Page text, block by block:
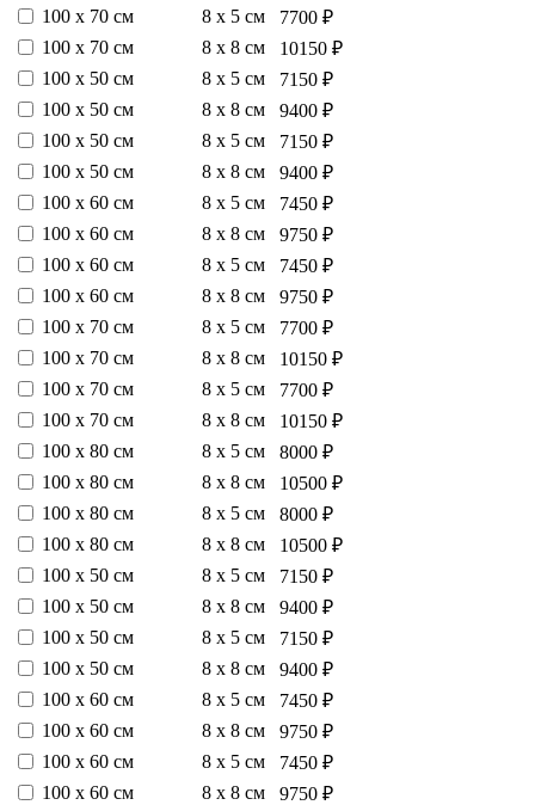
100 х 70 см
8 х 5 см
7700 ₽
100 х 70 см
8 х 8 см
10150 ₽
100 х 50 см
8 х 5 см
7150 ₽
100 х 50 см
8 х 8 см
9400 ₽
100 х 50 см
8 х 5 см
7150 ₽
100 х 50 см
8 х 8 см
9400 ₽
100 х 60 см
8 х 5 см
7450 ₽
100 х 60 см
8 х 8 см
9750 ₽
100 х 60 см
8 х 5 см
7450 ₽
100 х 60 см
8 х 8 см
9750 ₽
100 х 70 см
8 х 5 см
7700 ₽
100 х 70 см
8 х 8 см
10150 ₽
100 х 70 см
8 х 5 см
7700 ₽
100 х 70 см
8 х 8 см
10150 ₽
100 х 80 см
8 х 5 см
8000 ₽
100 х 80 см
8 х 8 см
10500 ₽
100 х 80 см
8 х 5 см
8000 ₽
100 х 80 см
8 х 8 см
10500 ₽
100 х 50 см
8 х 5 см
7150 ₽
100 х 50 см
8 х 8 см
9400 ₽
100 х 50 см
8 х 5 см
7150 ₽
100 х 50 см
8 х 8 см
9400 ₽
100 х 60 см
8 х 5 см
7450 ₽
100 х 60 см
8 х 8 см
9750 ₽
100 х 60 см
8 х 5 см
7450 ₽
100 х 60 см
8 х 8 см
9750 ₽